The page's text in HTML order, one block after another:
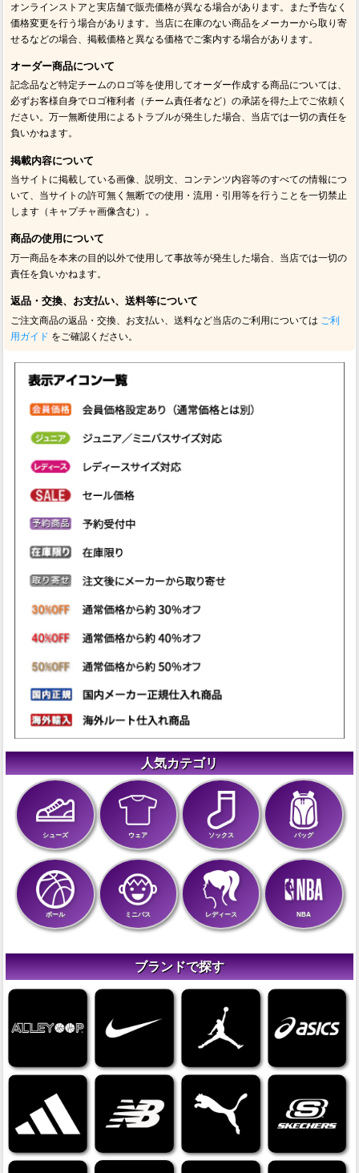
オンラインストアと実店舗で販売価格が異なる場合があります。また予告なく
価格変更を行う場合があります。当店に在庫のない商品をメーカーから取り寄
せるなどの場合、掲載価格と異なる価格でご案内する場合があります。
オーダー商品について
記念品など特定チームのロゴ等を使用してオーダー作成する商品については、
必ずお客様自身でロゴ権利者（チーム責任者など）の承諾を得た上でご依頼く
ださい。万一無断使用によるトラブルが発生した場合、当店では一切の責任を
負いかねます。
掲載内容について
当サイトに掲載している画像、説明文、コンテンツ内容等のすべての情報につ
いて、当サイトの許可無く無断での使用・流用・引用等を行うことを一切禁止
します（キャプチャ画像含む）。
商品の使用について
万一商品を本来の目的以外で使用して事故等が発生した場合、当店では一切の
責任を負いかねます。
返品・交換、お支払い、送料等について
ご注文商品の返品・交換、お支払い、送料など当店のご利用については ご利
用ガイド をご確認ください。
人気カテゴリ
シューズ ウェア ソックス バッグ
ボール ミニバス レディース NBA
ブランドで探す